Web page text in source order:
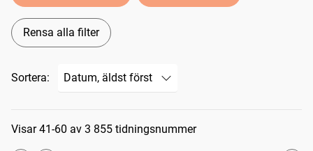
Rensa alla filter
Sortera:
Sökresultat
Visar 41-60 av 3 855 tidningsnummer